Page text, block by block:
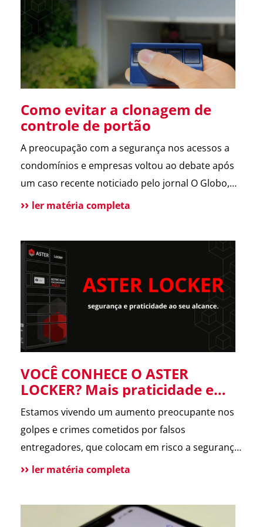
sobre a operação da Polícia Federal no setor […]
Como evitar a clonagem de
controle de portão
A preocupação com a segurança nos acessos a
condomínios e empresas voltou ao debate após
um caso recente noticiado pelo jornal O Globo,
envolvendo a possível clonagem de controle de
e contou com a participação da ASTER, que
forneceu informações […]
ler matéria completa
VOCÊ CONHECE O ASTER
LOCKER? Mais praticidade e
segurança para suas entregas
no condomínio.
Estamos vivendo um aumento preocupante nos
golpes e crimes cometidos por falsos
entregadores, que colocam em risco a segurança
dos moradores e a rotina dos condomínios.
encomendas, eliminando o contato direto entre
ler matéria completa